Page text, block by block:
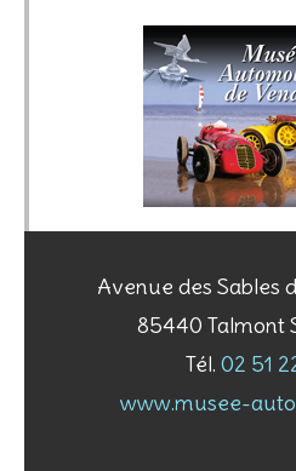
Avenue des Sables
85440 Talmont
Tél. 02 51
www.musee-